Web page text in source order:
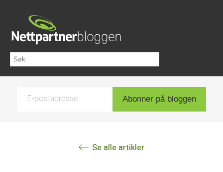
E-postadresse Abonner på bloggen
Se alle artikler